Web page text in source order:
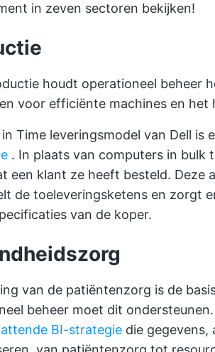
in zeven sectoren bekijken!
houdt operationeel beheer
voor efficiënte machines en
Time leveringsmodel van Dell is
. In plaats van computers in bulk
een klant ze heeft besteld. Deze
de toeleveringsketens en zorgt
van de koper.
van de patiëntenzorg is de
beheer moet dit ondersteunen.
BI-strategie die gegevens,